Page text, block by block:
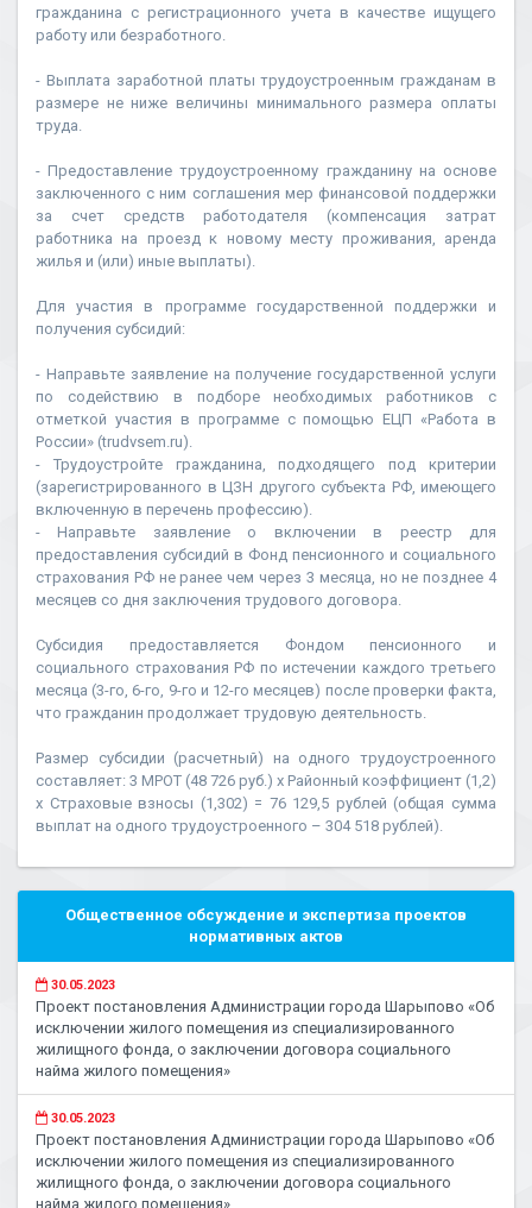
гражданина с регистрационного учета в качестве ищущего
работу или безработного.
- Выплата заработной платы трудоустроенным гражданам в
размере не ниже величины минимального размера оплаты
труда.
- Предоставление трудоустроенному гражданину на основе
заключенного с ним соглашения мер финансовой поддержки
за счет средств работодателя (компенсация затрат
работника на проезд к новому месту проживания, аренда
жилья и (или) иные выплаты).
Для участия в программе государственной поддержки и
получения субсидий:
- Направьте заявление на получение государственной услуги
по содействию в подборе необходимых работников с
отметкой участия в программе с помощью ЕЦП «Работа в
России» (trudvsem.ru).
- Трудоустройте гражданина, подходящего под критерии
(зарегистрированного в ЦЗН другого субъекта РФ, имеющего
включенную в перечень профессию).
- Направьте заявление о включении в реестр для
предоставления субсидий в Фонд пенсионного и социального
страхования РФ не ранее чем через 3 месяца, но не позднее 4
месяцев со дня заключения трудового договора.
Субсидия предоставляется Фондом пенсионного и
социального страхования РФ по истечении каждого третьего
месяца (3-го, 6-го, 9-го и 12-го месяцев) после проверки факта,
что гражданин продолжает трудовую деятельность.
Размер субсидии (расчетный) на одного трудоустроенного
составляет: 3 МРОТ (48 726 руб.) х Районный коэффициент (1,2)
х Страховые взносы (1,302) = 76 129,5 рублей (общая сумма
выплат на одного трудоустроенного – 304 518 рублей).
Общественное обсуждение и экспертиза проектов
нормативных актов
30.05.2023
Проект постановления Администрации города Шарыпово «Об
исключении жилого помещения из специализированного
жилищного фонда, о заключении договора социального
найма жилого помещения»
30.05.2023
Проект постановления Администрации города Шарыпово «Об
исключении жилого помещения из специализированного
жилищного фонда, о заключении договора социального
найма жилого помещения»